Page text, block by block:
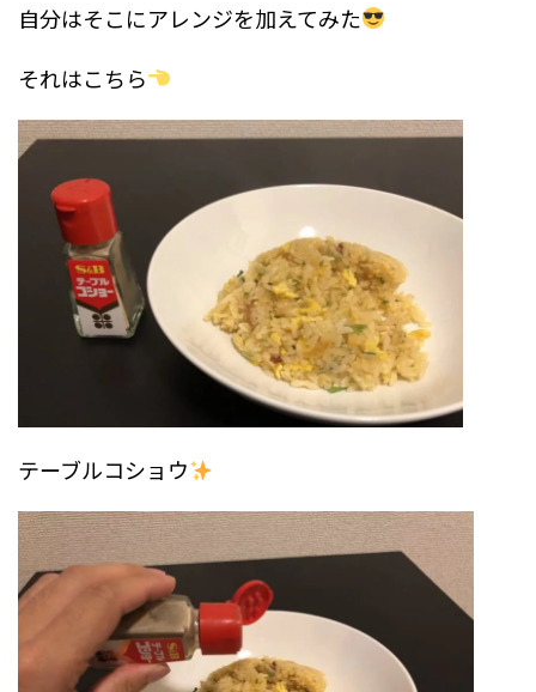
自分はそこにアレンジを加えてみた
それはこちら
テーブルコショウ